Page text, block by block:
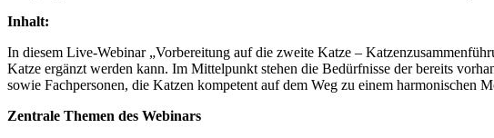
Inhalt:
In diesem Live-Webinar „Vorbereitung auf die zweite Katze –
Katze ergänzt werden kann. Im Mittelpunkt stehen die Bedürfnisse der bereits
sowie Fachpersonen, die Katzen kompetent auf dem Weg zu einem harmonischen
Zentrale Themen des Webinars